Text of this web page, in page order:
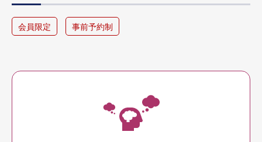
会員限定 事前予約制